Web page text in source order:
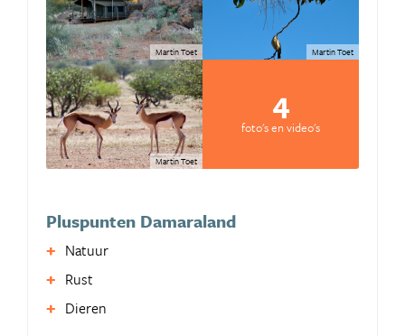
Martin Toet Martin Toet
Martin Toet
4
foto's en video's
Pluspunten Damaraland
Natuur
Rust
Dieren